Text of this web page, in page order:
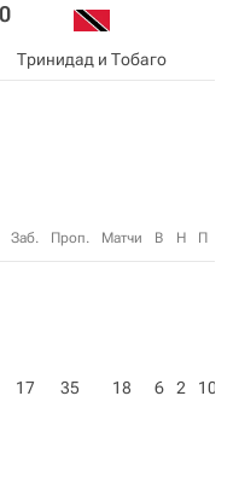
0
Тринидад и Тобаго
Заб. Проп. Матчи В Н П
17 35 18 6 2 10